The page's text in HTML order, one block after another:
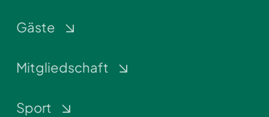
Gäste
Mitgliedschaft
Sport